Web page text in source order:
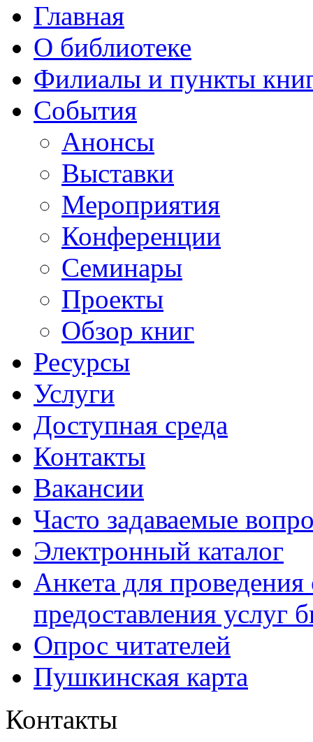
Главная
О библиотеке
Филиалы и пункты
События
Анонсы
Выставки
Мероприятия
Конференции
Семинары
Проекты
Обзор книг
Ресурсы
Услуги
Доступная среда
Контакты
Вакансии
Часто задаваемые
Электронный каталог
Анкета для проведения
предоставления услуг
Опрос читателей
Пушкинская карта
Контакты